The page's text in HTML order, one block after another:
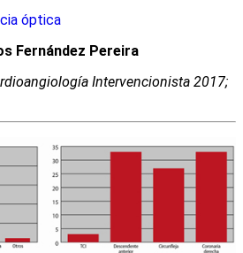
óptica
Fernández Pereira
Intervencionista 2017;